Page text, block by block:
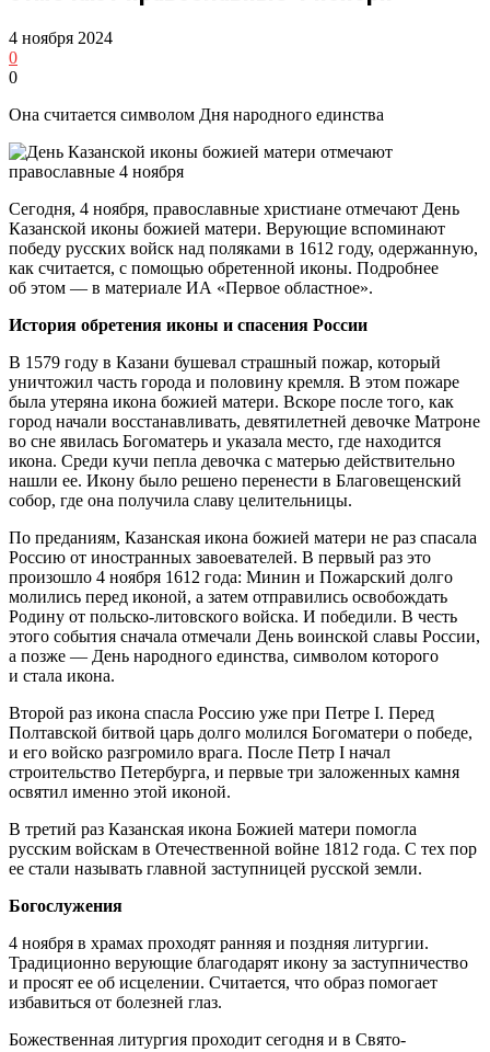
4 ноября 2024
0
0
Она считается символом Дня народного единства
Сегодня, 4 ноября, православные христиане отмечают День
Казанской иконы божией матери. Верующие вспоминают
победу русских войск над поляками в 1612 году, одержанную,
как считается, с помощью обретенной иконы. Подробнее
об этом — в материале ИА «Первое областное».
История обретения иконы и спасения России
В 1579 году в Казани бушевал страшный пожар, который
уничтожил часть города и половину кремля. В этом пожаре
была утеряна икона божией матери. Вскоре после того, как
город начали восстанавливать, девятилетней девочке Матроне
во сне явилась Богоматерь и указала место, где находится
икона. Среди кучи пепла девочка с матерью действительно
нашли ее. Икону было решено перенести в Благовещенский
собор, где она получила славу целительницы.
По преданиям, Казанская икона божией матери не раз спасала
Россию от иностранных завоевателей. В первый раз это
произошло 4 ноября 1612 года: Минин и Пожарский долго
молились перед иконой, а затем отправились освобождать
Родину от польско-литовского войска. И победили. В честь
этого события сначала отмечали День воинской славы России,
а позже — День народного единства, символом которого
и стала икона.
Второй раз икона спасла Россию уже при Петре I. Перед
Полтавской битвой царь долго молился Богоматери о победе,
и его войско разгромило врага. После Петр I начал
строительство Петербурга, и первые три заложенных камня
освятил именно этой иконой.
В третий раз Казанская икона Божией матери помогла
русским войскам в Отечественной войне 1812 года. С тех пор
ее стали называть главной заступницей русской земли.
Богослужения
4 ноября в храмах проходят ранняя и поздняя литургии.
Традиционно верующие благодарят икону за заступничество
и просят ее об исцелении. Считается, что образ помогает
избавиться от болезней глаз.
Божественная литургия проходит сегодня и в Свято-